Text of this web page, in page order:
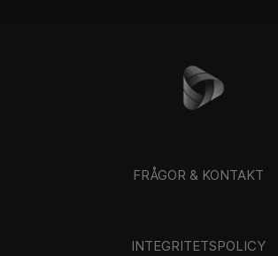
FRÅGOR & KONTAKT
INTEGRITETSPOLICY